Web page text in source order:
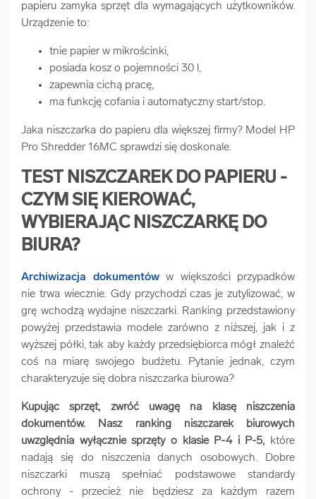
papieru zamyka sprzęt dla wymagających użytkowników.
Urządzenie to:
tnie papier w mikrościnki,
posiada kosz o pojemności 30 l,
zapewnia cichą pracę,
ma funkcję cofania i automatyczny start/stop.
Jaka niszczarka do papieru dla większej firmy? Model HP
Pro Shredder 16MC sprawdzi się doskonale.
TEST NISZCZAREK DO PAPIERU -
CZYM SIĘ KIEROWAĆ,
WYBIERAJĄC NISZCZARKĘ DO
BIURA?
Archiwizacja dokumentóww większości przypadków
nie trwa wiecznie. Gdy przychodzi czas je zutylizować, w
grę wchodzą wydajne niszczarki. Ranking przedstawiony
powyżej przedstawia modele zarówno z niższej, jak i z
wyższej półki, tak aby każdy przedsiębiorca mógł znaleźć
coś na miarę swojego budżetu. Pytanie jednak, czym
charakteryzuje się dobra niszczarka biurowa?
Kupując sprzęt, zwróć uwagę na klasę niszczenia
dokumentów. Nasz ranking niszczarek biurowych
uwzględnia wyłącznie sprzęty o klasie P-4 i P-5, które
nadają się do niszczenia danych osobowych. Dobre
niszczarki muszą spełniać podstawowe standardy
ochrony - przecież nie będziesz za każdym razem